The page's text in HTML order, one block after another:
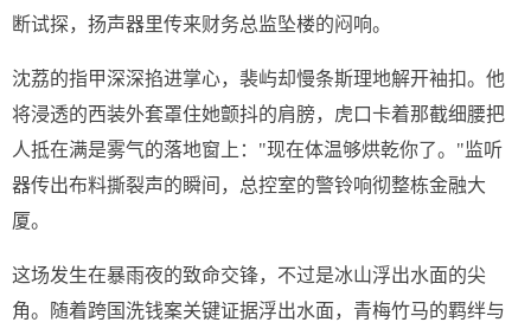
断试探，扬声器里传来财务总监坠楼的闷响。
沈荔的指甲深深掐进掌心，裴屿却慢条斯理地解开袖扣。他
将浸透的西装外套罩住她颤抖的肩膀，虎口卡着那截细腰把
人抵在满是雾气的落地窗上："现在体温够烘乾你了。"监听
器传出布料撕裂声的瞬间，总控室的警铃响彻整栋金融大
厦。
这场发生在暴雨夜的致命交锋，不过是冰山浮出水面的尖
角。随着跨国洗钱案关键证据浮出水面，青梅竹马的羁绊与